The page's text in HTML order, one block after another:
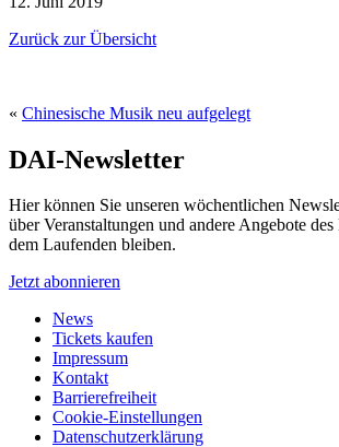
Zurück zur Übersicht
« Chinesische Musik neu aufgelegt
DAI-Newsletter
Hier können Sie unseren wöchentlichen
über Veranstaltungen und andere Angebote
dem Laufenden bleiben.
Jetzt abonnieren
News
Tickets kaufen
Impressum
Kontakt
Barrierefreiheit
Cookie-Einstellungen
Datenschutzerklärung